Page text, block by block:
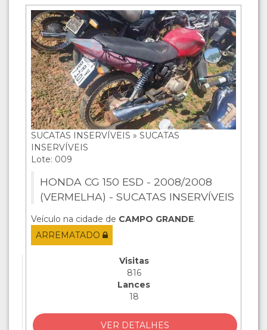
SUCATAS INSERVÍVEIS » SUCATAS
INSERVÍVEIS
Lote: 009
HONDA CG 150 ESD - 2008/2008
(VERMELHA) - SUCATAS INSERVÍVEIS
Veículo na cidade de CAMPO GRANDE.
ARREMATADO
Visitas
816
Lances
18
VER DETALHES